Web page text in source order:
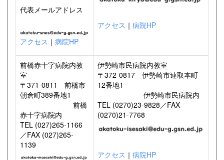
代表メールアドレス
アクセス ｜ 病院HP
アクセス ｜ 病院HP
前橋赤十字病院内教
室
〒371-0811 前橋市
朝倉町389番地1
前橋
赤十字病院内
TEL (027)265-1166
／FAX (027)265-
1139
伊勢崎市民病院内教室
〒372-0817 伊勢崎市連取本町
12番地1
伊勢崎市民病院内
TEL (0270)23-9828／FAX
(0270)21-7768
アクセス ｜ 病院HP